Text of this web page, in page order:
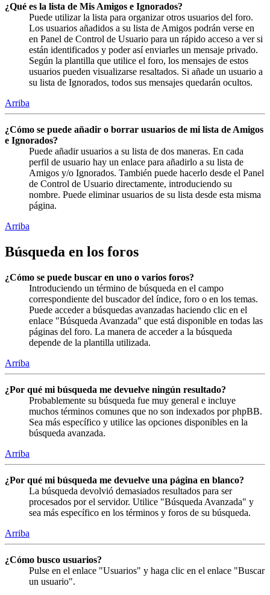
¿Qué es la lista de Mis Amigos e Ignorados?
Puede utilizar la lista para organizar otros usuarios del foro.
Los usuarios añadidos a su lista de Amigos podrán verse en
en Panel de Control de Usuario para un rápido acceso a ver si
están identificados y poder así enviarles un mensaje privado.
Según la plantilla que utilice el foro, los mensajes de estos
usuarios pueden visualizarse resaltados. Si añade un usuario a
su lista de Ignorados, todos sus mensajes quedarán ocultos.
Arriba
¿Cómo se puede añadir o borrar usuarios de mi lista de Amigos
e Ignorados?
Puede añadir usuarios a su lista de dos maneras. En cada
perfil de usuario hay un enlace para añadirlo a su lista de
Amigos y/o Ignorados. También puede hacerlo desde el Panel
de Control de Usuario directamente, introduciendo su
nombre. Puede eliminar usuarios de su lista desde esta misma
página.
Arriba
Búsqueda en los foros
¿Cómo se puede buscar en uno o varios foros?
Introduciendo un término de búsqueda en el campo
correspondiente del buscador del índice, foro o en los temas.
Puede acceder a búsquedas avanzadas haciendo clic en el
enlace "Búsqueda Avanzada" que está disponible en todas las
páginas del foro. La manera de acceder a la búsqueda
depende de la plantilla utilizada.
Arriba
¿Por qué mi búsqueda me devuelve ningún resultado?
Probablemente su búsqueda fue muy general e incluye
muchos términos comunes que no son indexados por phpBB.
Sea más específico y utilice las opciones disponibles en la
búsqueda avanzada.
Arriba
¿Por qué mi búsqueda me devuelve una página en blanco?
La búsqueda devolvió demasiados resultados para ser
procesados por el servidor. Utilice "Búsqueda Avanzada" y
sea más específico en los términos y foros de su búsqueda.
Arriba
¿Cómo busco usuarios?
Pulse en el enlace "Usuarios" y haga clic en el enlace "Buscar
un usuario".